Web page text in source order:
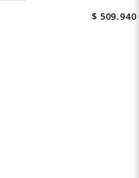
$ 509.940